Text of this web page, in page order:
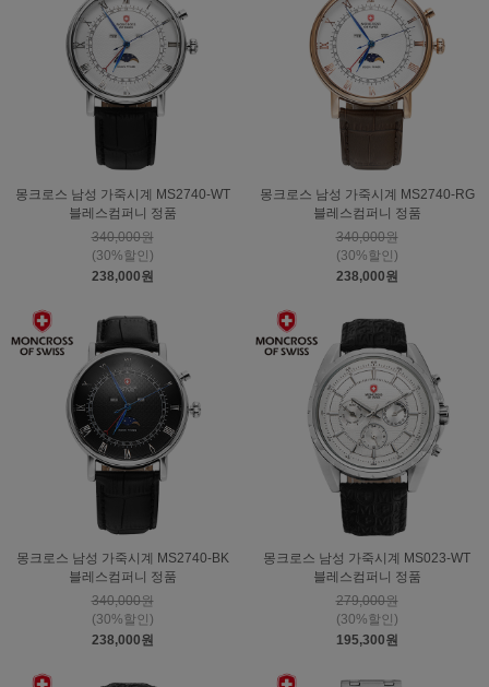
몽크로스 남성 가죽시계 MS2740-WT
블레스컴퍼니 정품
340,000원
(30%할인)
238,000원
몽크로스 남성 가죽시계 MS2740-RG
블레스컴퍼니 정품
340,000원
(30%할인)
238,000원
몽크로스 남성 가죽시계 MS2740-BK
블레스컴퍼니 정품
340,000원
(30%할인)
238,000원
몽크로스 남성 가죽시계 MS023-WT
블레스컴퍼니 정품
279,000원
(30%할인)
195,300원